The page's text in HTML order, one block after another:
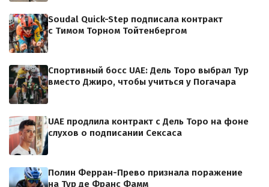
Soudal Quick-Step подписала контракт
с Тимом Торном Тойтенбергом
Спортивный босс UAE: Дель Торо выбрал Тур
вместо Джиро, чтобы учиться у Погачара
UAE продлила контракт с Дель Торо на фоне
слухов о подписании Сексаса
Полин Ферран-Прево признала поражение
на Тур де Франс Фамм